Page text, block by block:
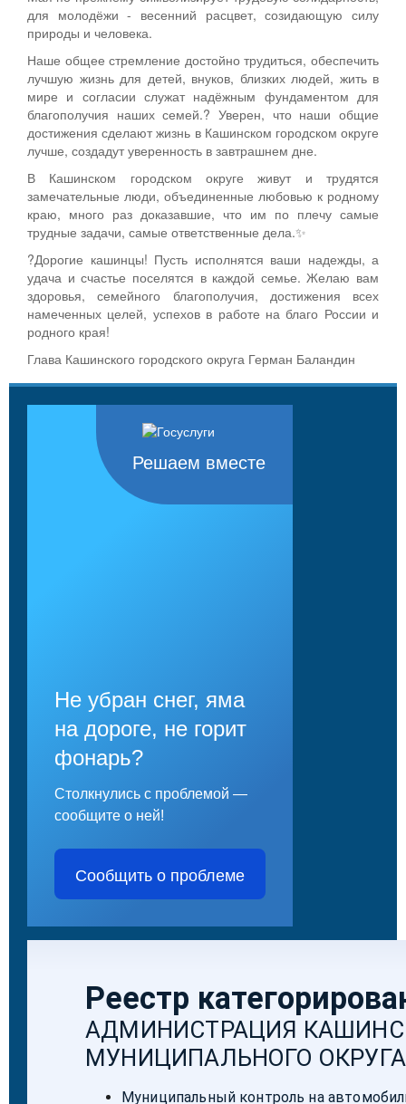
для молодёжи - весенний расцвет, созидающую силу
природы и человека.
Наше общее стремление достойно трудиться, обеспечить
лучшую жизнь для детей, внуков, близких людей, жить в
мире и согласии служат надёжным фундаментом для
благополучия наших семей.? Уверен, что наши общие
достижения сделают жизнь в Кашинском городском округе
лучше, создадут уверенность в завтрашнем дне.
В Кашинском городском округе живут и трудятся
замечательные люди, объединенные любовью к родному
краю, много раз доказавшие, что им по плечу самые
трудные задачи, самые ответственные дела.✨
?Дорогие кашинцы! Пусть исполнятся ваши надежды, а
удача и счастье поселятся в каждой семье. Желаю вам
здоровья, семейного благополучия, достижения всех
намеченных целей, успехов в работе на благо России и
родного края!
Глава Кашинского городского округа Герман Баландин
Решаем вместе
Не убран снег, яма
на дороге, не горит
фонарь?
Столкнулись с проблемой —
сообщите о ней!
Сообщить о проблеме